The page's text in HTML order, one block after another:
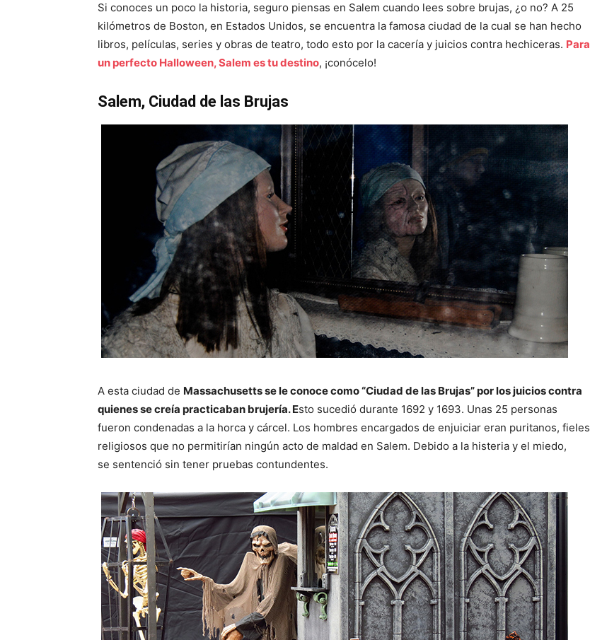
Si conoces un poco la historia, seguro piensas en Salem cuando lees sobre brujas, ¿o no? A 25
kilómetros de Boston, en Estados Unidos, se encuentra la famosa ciudad de la cual se han hecho
libros, películas, series y obras de teatro, todo esto por la cacería y juicios contra hechiceras. Para
un perfecto Halloween, Salem es tu destino, ¡conócelo!
Salem, Ciudad de las Brujas
A esta ciudad de Massachusetts se le conoce como “Ciudad de las Brujas” por los juicios contra
quienes se creía practicaban brujería. Esto sucedió durante 1692 y 1693. Unas 25 personas
fueron condenadas a la horca y cárcel. Los hombres encargados de enjuiciar eran puritanos, fieles
religiosos que no permitirían ningún acto de maldad en Salem. Debido a la histeria y el miedo,
se sentenció sin tener pruebas contundentes.